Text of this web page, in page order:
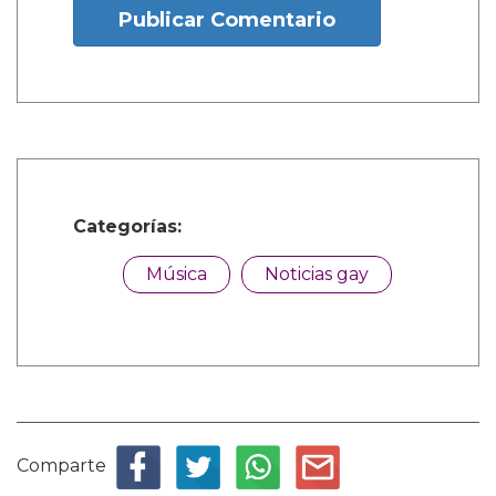
Publicar Comentario
Categorías:
Música Noticias gay
Comparte